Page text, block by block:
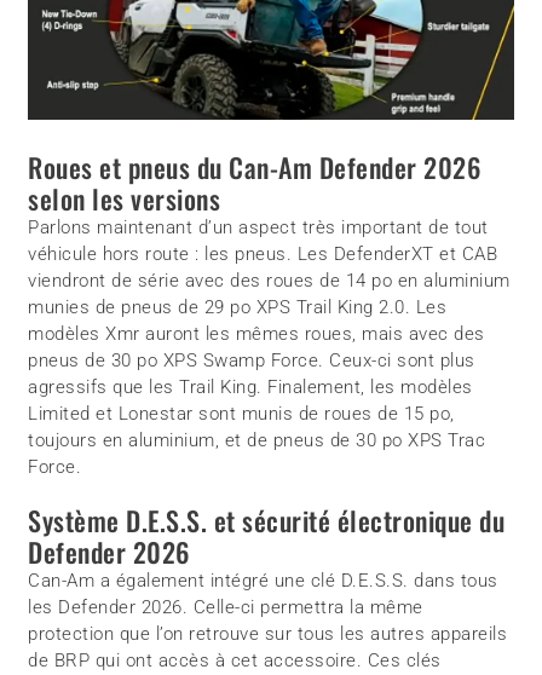
Roues et pneus du Can-Am Defender 2026
selon les versions
Parlons maintenant d’un aspect très important de tout
véhicule hors route : les pneus. Les DefenderXT et CAB
viendront de série avec des roues de 14 po en aluminium
munies de pneus de 29 po XPS Trail King 2.0. Les
modèles Xmr auront les mêmes roues, mais avec des
pneus de 30 po XPS Swamp Force. Ceux-ci sont plus
agressifs que les Trail King. Finalement, les modèles
Limited et Lonestar sont munis de roues de 15 po,
toujours en aluminium, et de pneus de 30 po XPS Trac
Force.
Système D.E.S.S. et sécurité électronique du
Defender 2026
Can-Am a également intégré une clé D.E.S.S. dans tous
les Defender 2026. Celle-ci permettra la même
protection que l’on retrouve sur tous les autres appareils
de BRP qui ont accès à cet accessoire. Ces clés